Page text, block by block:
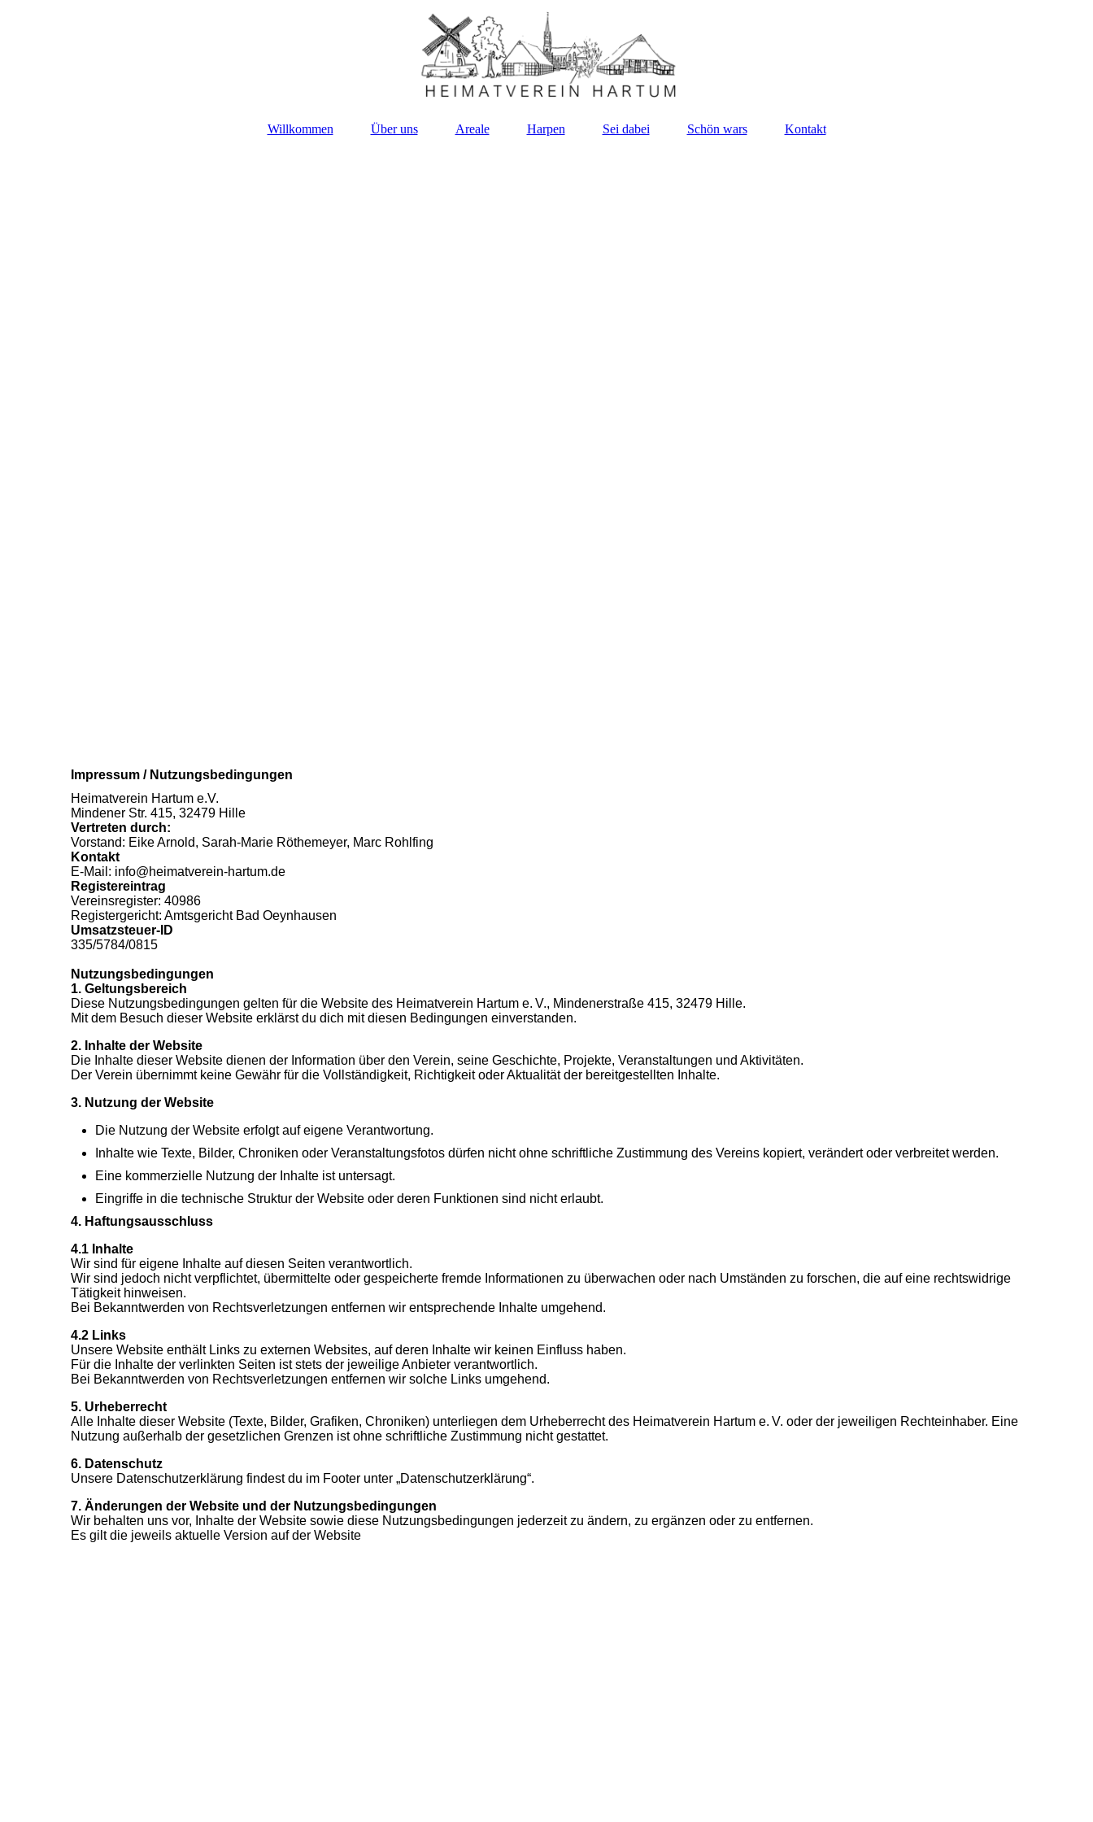
Willkommen Über uns Areale Harpen Sei dabei Schön wars Kontakt
Impressum / Nutzungsbedingungen
Heimatverein Hartum e.V.
Mindener Str. 415, 32479 Hille
Vertreten durch:
Vorstand: Eike Arnold, Sarah-Marie Röthemeyer, Marc Rohlfing
Kontakt
E-Mail: info@heimatverein-hartum.de
Registereintrag
Vereinsregister: 40986
Registergericht: Amtsgericht Bad Oeynhausen
Umsatzsteuer-ID
335/5784/0815
Nutzungsbedingungen
1. Geltungsbereich
Diese Nutzungsbedingungen gelten für die Website des Heimatverein Hartum e. V., Mindenerstraße 415, 32479 Hille.
Mit dem Besuch dieser Website erklärst du dich mit diesen Bedingungen einverstanden.
2. Inhalte der Website
Die Inhalte dieser Website dienen der Information über den Verein, seine Geschichte, Projekte, Veranstaltungen und Aktivitäten.
Der Verein übernimmt keine Gewähr für die Vollständigkeit, Richtigkeit oder Aktualität der bereitgestellten Inhalte.
3. Nutzung der Website
Die Nutzung der Website erfolgt auf eigene Verantwortung.
Inhalte wie Texte, Bilder, Chroniken oder Veranstaltungsfotos dürfen nicht ohne schriftliche Zustimmung des Vereins kopiert, verändert oder verbreitet werden.
Eine kommerzielle Nutzung der Inhalte ist untersagt.
Eingriffe in die technische Struktur der Website oder deren Funktionen sind nicht erlaubt.
4. Haftungsausschluss
4.1 Inhalte
Wir sind für eigene Inhalte auf diesen Seiten verantwortlich.
Wir sind jedoch nicht verpflichtet, übermittelte oder gespeicherte fremde Informationen zu überwachen oder nach Umständen zu forschen, die auf eine rechtswidrige
Tätigkeit hinweisen.
Bei Bekanntwerden von Rechtsverletzungen entfernen wir entsprechende Inhalte umgehend.
4.2 Links
Unsere Website enthält Links zu externen Websites, auf deren Inhalte wir keinen Einfluss haben.
Für die Inhalte der verlinkten Seiten ist stets der jeweilige Anbieter verantwortlich.
Bei Bekanntwerden von Rechtsverletzungen entfernen wir solche Links umgehend.
5. Urheberrecht
Alle Inhalte dieser Website (Texte, Bilder, Grafiken, Chroniken) unterliegen dem Urheberrecht des Heimatverein Hartum e. V. oder der jeweiligen Rechteinhaber. Eine
Nutzung außerhalb der gesetzlichen Grenzen ist ohne schriftliche Zustimmung nicht gestattet.
6. Datenschutz
Unsere Datenschutzerklärung findest du im Footer unter „Datenschutzerklärung“.
7. Änderungen der Website und der Nutzungsbedingungen
Wir behalten uns vor, Inhalte der Website sowie diese Nutzungsbedingungen jederzeit zu ändern, zu ergänzen oder zu entfernen.
Es gilt die jeweils aktuelle Version auf der Website